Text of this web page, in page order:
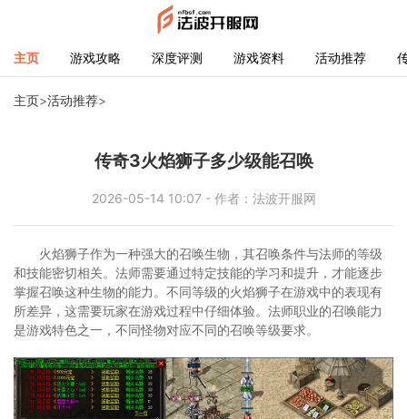
主页 游戏攻略 深度评测 游戏资料 活动推荐
主页>活动推荐>
传奇3火焰狮子多少级能召唤
2026-05-14 10:07 - 作者：法波开服网
火焰狮子作为一种强大的召唤生物，其召唤条件与法师的等级
和技能密切相关。法师需要通过特定技能的学习和提升，才能逐步
掌握召唤这种生物的能力。不同等级的火焰狮子在游戏中的表现有
所差异，这需要玩家在游戏过程中仔细体验。法师职业的召唤能力
是游戏特色之一，不同怪物对应不同的召唤等级要求。